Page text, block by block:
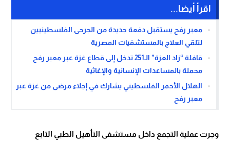
اقرأ أيضا...
معبر رفح يستقبل دفعة جديدة من الجرحى الفلسطينيين
لتلقي العلاج بالمستشفيات المصرية
قافلة “زاد العزة” الـ251 تدخل إلى قطاع غزة عبر معبر رفح
محملة بالمساعدات الإنسانية والإغاثية
الهلال الأحمر الفلسطيني يشارك في إجلاء مرضى من غزة عبر
معبر رفح
وجرت عملية التجمع داخل مستشفى التأهيل الطبي التابع